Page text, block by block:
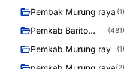
Pembak Murung raya (1)
Pemkab Barito
(481)
Pemkab Murung ray (1)